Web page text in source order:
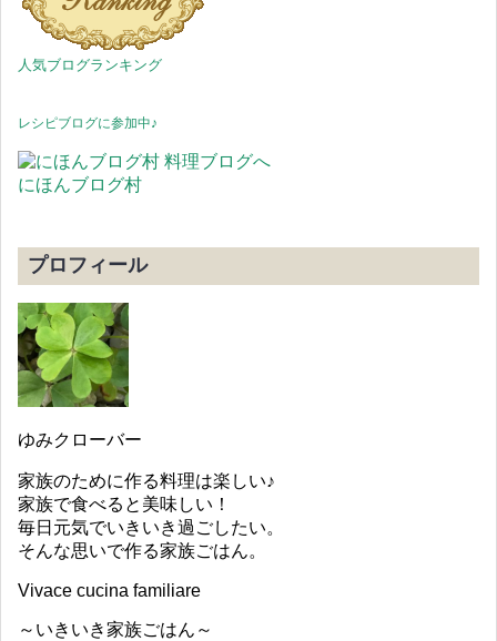
人気ブログランキング
レシピブログに参加中♪
にほんブログ村
プロフィール
ゆみクローバー
家族のために作る料理は楽しい♪
家族で食べると美味しい！
毎日元気でいきいき過ごしたい。
そんな思いで作る家族ごはん。
Vivace cucina familiare
～いきいき家族ごはん～